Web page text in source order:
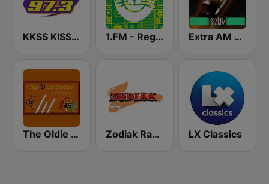
KKSS KISS 97.3 FM 1.FM - Reggae Extra AM 1332
The Oldie Station Zodiak Radio LX Classics